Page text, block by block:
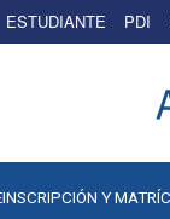
ESTUDIANTE PDI
Y